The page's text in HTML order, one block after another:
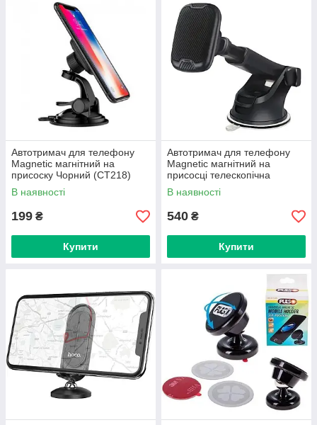
Автотримач для телефону
Magnetic магнітний на
присоску Чорний (CT218)
В наявності
199 ₴
Купити
Автотримач для телефону
Magnetic магнітний на
присосці телескопічна
Чорний карбон (H-CT327)
В наявності
540 ₴
Купити